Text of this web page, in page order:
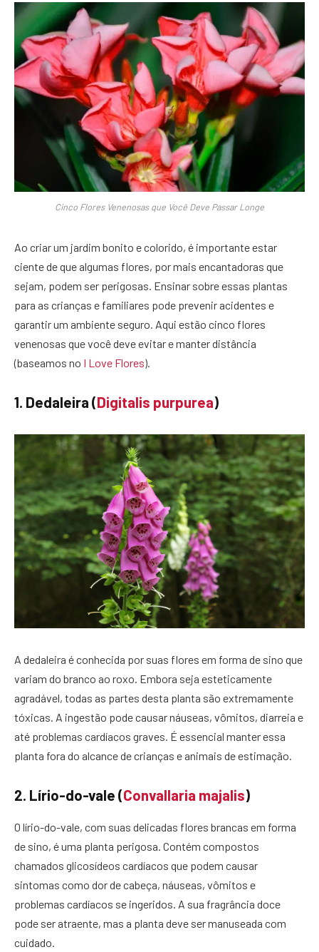
Cinco Flores Venenosas que Você Deve Passar Longe
Ao criar um jardim bonito e colorido, é importante estar
ciente de que algumas flores, por mais encantadoras que
sejam, podem ser perigosas. Ensinar sobre essas plantas
para as crianças e familiares pode prevenir acidentes e
garantir um ambiente seguro. Aqui estão cinco flores
venenosas que você deve evitar e manter distância
(baseamos no I Love Flores).
1. Dedaleira (Digitalis purpurea)
A dedaleira é conhecida por suas flores em forma de sino que
variam do branco ao roxo. Embora seja esteticamente
agradável, todas as partes desta planta são extremamente
tóxicas. A ingestão pode causar náuseas, vômitos, diarreia e
até problemas cardíacos graves. É essencial manter essa
planta fora do alcance de crianças e animais de estimação.
2. Lírio-do-vale (Convallaria majalis)
O lírio-do-vale, com suas delicadas flores brancas em forma
de sino, é uma planta perigosa. Contém compostos
chamados glicosídeos cardíacos que podem causar
sintomas como dor de cabeça, náuseas, vômitos e
problemas cardíacos se ingeridos. A sua fragrância doce
pode ser atraente, mas a planta deve ser manuseada com
cuidado.